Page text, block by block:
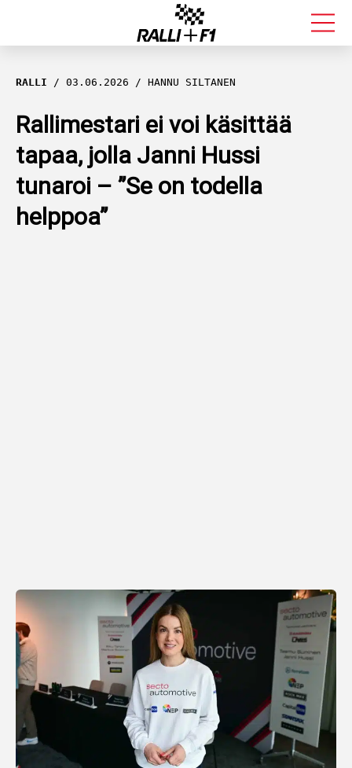
FORMULA 1
RALLI
KALLE ROVANPERÄ
VALTTERI BOTTAS
RALLI 03.06.2026 HANNU SILTANEN
Rallimestari ei voi käsittää
tapaa, jolla Janni Hussi
tunaroi – ”Se on todella
helppoa”